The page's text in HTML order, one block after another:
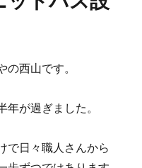
西山です。
が過ぎました。
で日々職人さんから